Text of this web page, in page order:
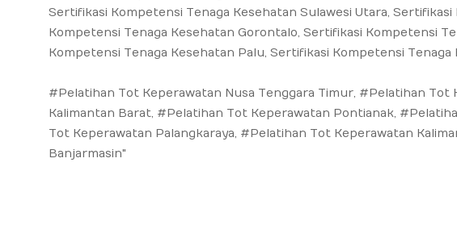
Sertifikasi Kompetensi Tenaga Kesehatan Sulawesi Utara,
Kompetensi Tenaga Kesehatan Gorontalo, Sertifikasi Kompetensi
Kompetensi Tenaga Kesehatan Palu, Sertifikasi Kompetensi
#Pelatihan Tot Keperawatan Nusa Tenggara Timur, #Pelatihan
Kalimantan Barat, #Pelatihan Tot Keperawatan Pontianak,
Tot Keperawatan Palangkaraya, #Pelatihan Tot Keperawatan
Banjarmasin"